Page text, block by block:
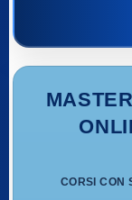
CORSI CON